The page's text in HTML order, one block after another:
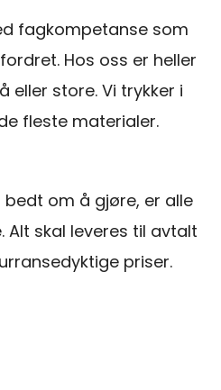
fagkompetanse som
Hos oss er heller
eller store. Vi trykker i
fleste materialer.
bedt om å gjøre, er alle
Alt skal leveres til avtalt
priser.